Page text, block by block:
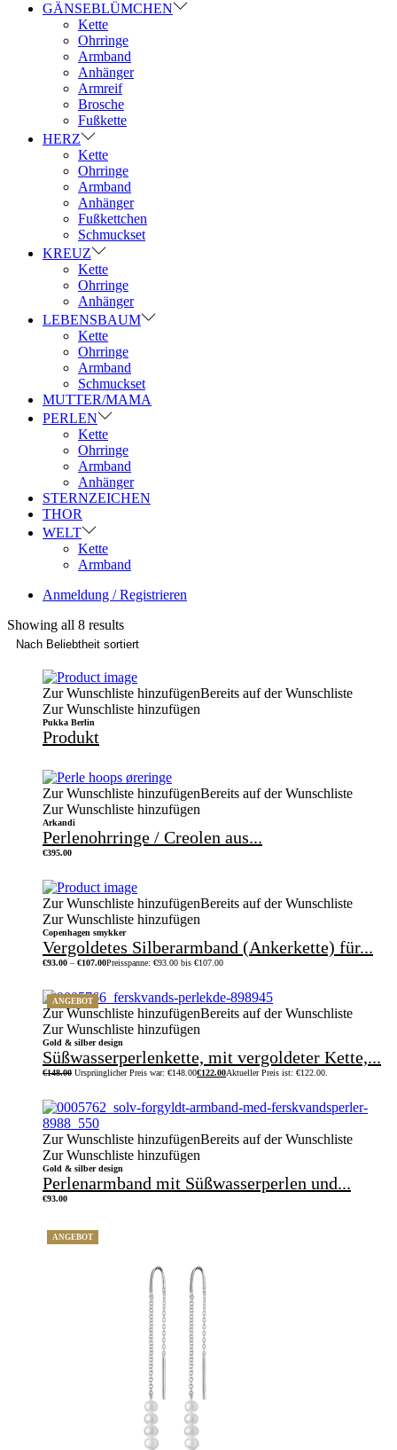
GÄNSEBLÜMCHEN
Kette
Ohrringe
Armband
Anhänger
Armreif
Brosche
Fußkette
HERZ
Kette
Ohrringe
Armband
Anhänger
Fußkettchen
Schmuckset
KREUZ
Kette
Ohrringe
Anhänger
LEBENSBAUM
Kette
Ohrringe
Armband
Schmuckset
MUTTER/MAMA
PERLEN
Kette
Ohrringe
Armband
Anhänger
STERNZEICHEN
THOR
WELT
Kette
Armband
Anmeldung / Registrieren
Showing all 8 results
Zur Wunschliste hinzufügenBereits auf der Wunschliste
Zur Wunschliste hinzufügen
Pukka Berlin
Produkt
Zur Wunschliste hinzufügenBereits auf der Wunschliste
Zur Wunschliste hinzufügen
Arkandi
Perlenohrringe / Creolen aus...
€395.00
Zur Wunschliste hinzufügenBereits auf der Wunschliste
Zur Wunschliste hinzufügen
Copenhagen smykker
Vergoldetes Silberarmband (Ankerkette) für...
€93.00 – €107.00Preisspanne: €93.00 bis €107.00
ANGEBOT
Zur Wunschliste hinzufügenBereits auf der Wunschliste
Zur Wunschliste hinzufügen
Gold & silber design
Süßwasserperlenkette, mit vergoldeter Kette,...
€148.00 Ursprünglicher Preis war: €148.00€122.00Aktueller Preis ist: €122.00.
Zur Wunschliste hinzufügenBereits auf der Wunschliste
Zur Wunschliste hinzufügen
Gold & silber design
Perlenarmband mit Süßwasserperlen und...
€93.00
ANGEBOT